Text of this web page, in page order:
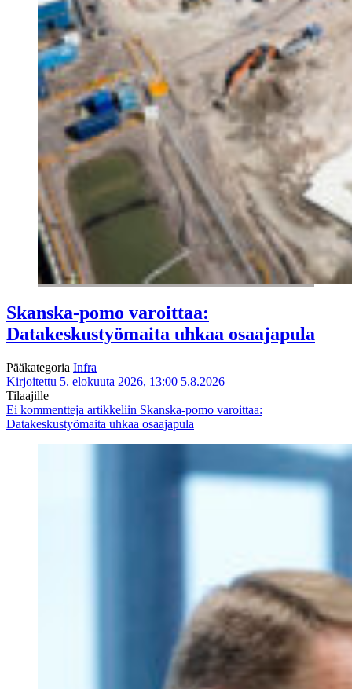
Skanska-pomo varoittaa:
Datakeskustyömaita uhkaa osaajapula
Pääkategoria Infra
Kirjoitettu 5. elokuuta 2026, 13:00 5.8.2026
Tilaajille
Ei kommentteja artikkeliin Skanska-pomo varoittaa:
Datakeskustyömaita uhkaa osaajapula